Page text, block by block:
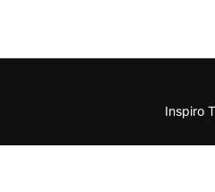
Inspiro